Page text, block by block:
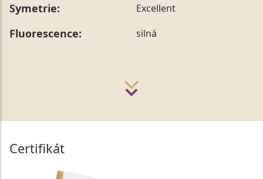
Symetrie: Excellent
Fluorescence: silná
Certifikát